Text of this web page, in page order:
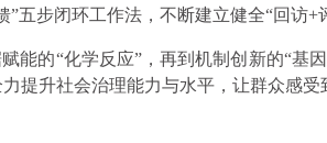
步闭环工作法，不断建立健全“回访+
能的“化学反应”，再到机制创新的“基
提升社会治理能力与水平，让群众感受